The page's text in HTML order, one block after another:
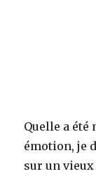
Quelle a été
émotion, je
sur un vieux